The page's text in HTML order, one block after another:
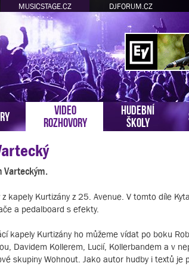
MUSICSTAGE.CZ DJFORUM.CZ
VIDEO
ROZHOVORY
HUDEBNÍ
ŠKOLY
Varteckým.
kapely Kurtizány z 25. Avenue. V tomto díle
a pedalboard s efekty.
kapely Kurtizány ho můžeme vídat po boku
Davidem Kollerem, Lucií, Kollerbandem a v
skupiny Wohnout. Jako autor hudby i textů je